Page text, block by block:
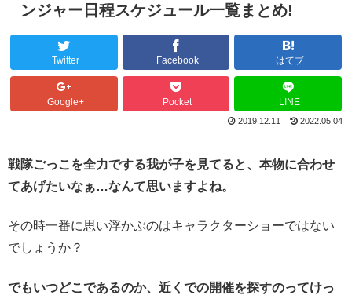
ンジャー日程スケジュール一覧まとめ!
Twitter Facebook はてブ
Google+ Pocket LINE
2019.12.11 2022.05.04
戦隊ごっこを全力でする我が子を見てると、本物に合わせ
てあげたいなぁ…なんて思いますよね。
その時一番に思い浮かぶのはキャラクターショーではない
でしょうか？
でもいつどこであるのか、近くでの開催を探すのってけっ